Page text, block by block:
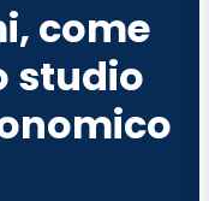
come
studio